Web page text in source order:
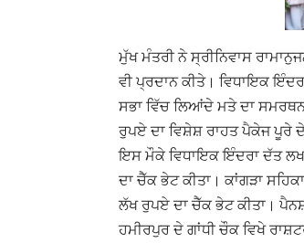
ਮੁੱਖ ਮੰਤਰੀ ਨੇ ਸ੍ਰੀਨਿਵਾਸ
ਵੀ ਪ੍ਰਦਾਨ ਕੀਤੇ। ਵਿਧਾਇਕ ਇੰਦਰ
ਸਭਾ ਵਿੱਚ ਲਿਆਂਦੇ ਮਤੇ ਦਾ ਸਮਰਥਨ
ਰੁਪਏ ਦਾ ਵਿਸ਼ੇਸ਼ ਰਾਹਤ ਪੈਕੇਜ ਪੂਰੇ
ਇਸ ਮੌਕੇ ਵਿਧਾਇਕ ਇੰਦਰਾ ਦੱਤ
ਦਾ ਚੈੱਕ ਭੇਟ ਕੀਤਾ। ਕਾਂਗੜਾ
ਲੱਖ ਰੁਪਏ ਦਾ ਚੈੱਕ ਭੇਟ ਕੀਤਾ।
ਹਮੀਰਪੁਰ ਦੇ ਗਾਂਧੀ ਚੌਕ ਵਿਖੇ